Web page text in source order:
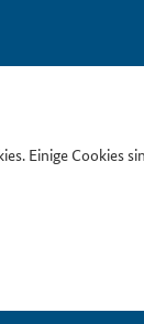
Einige Cookies